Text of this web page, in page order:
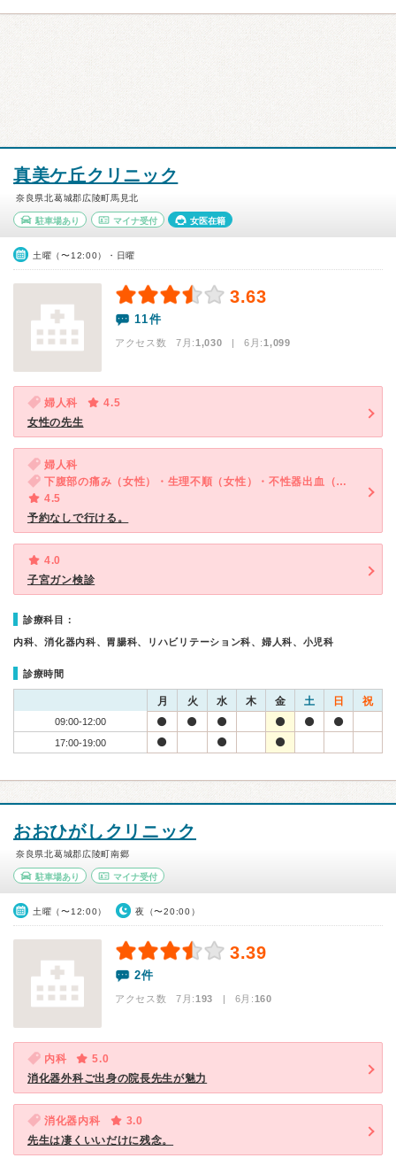
真美ケ丘クリニック
奈良県北葛城郡広陵町馬見北
駐車場あり マイナ受付 女医在籍
土曜（〜12:00）・日曜
3.63
11件
アクセス数 7月:1,030 | 6月:1,099
婦人科
4.5
女性の先生
婦人科
下腹部の痛み（女性）・生理不順（女性）・不性器出血（女性）
4.5
予約なしで行ける。
4.0
子宮ガン検診
診療科目：
内科、消化器内科、胃腸科、リハビリテーション科、婦人科、小児科
診療時間
月 火 水 木 金 土 日 祝
09:00-12:00
17:00-19:00
おおひがしクリニック
奈良県北葛城郡広陵町南郷
駐車場あり マイナ受付
土曜（〜12:00） 夜（〜20:00）
3.39
2件
アクセス数 7月:193 | 6月:160
内科
5.0
消化器外科ご出身の院長先生が魅力
消化器内科
3.0
先生は凄くいいだけに残念。